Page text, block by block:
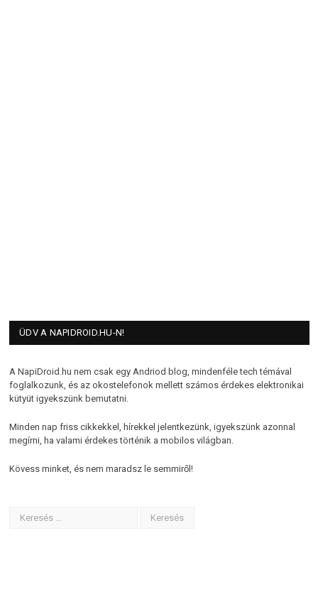
ÜDV A NAPIDROID.HU-N!
A NapiDroid.hu nem csak egy Andriod blog, mindenféle tech témával
foglalkozunk, és az okostelefonok mellett számos érdekes elektronikai
kütyüt igyekszünk bemutatni.
Minden nap friss cikkekkel, hírekkel jelentkezünk, igyekszünk azonnal
megírni, ha valami érdekes történik a mobilos világban.
Kövess minket, és nem maradsz le semmiről!